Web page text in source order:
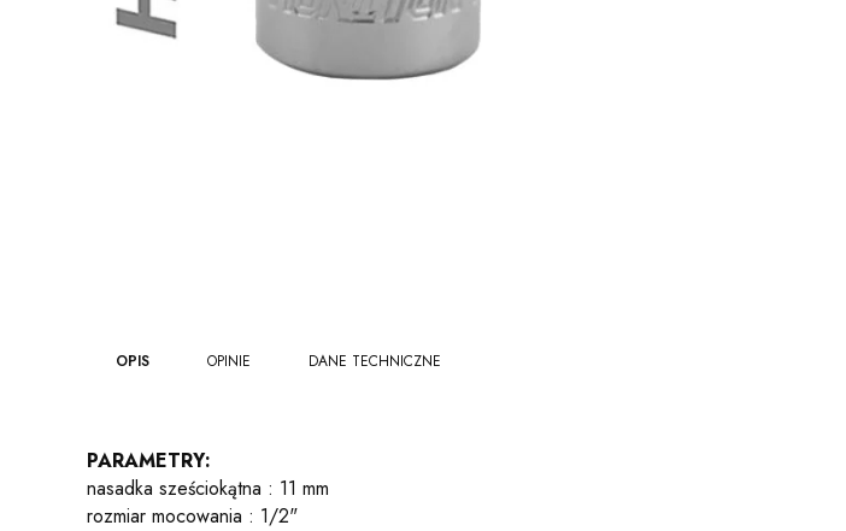
OPIS OPINIE DANE TECHNICZNE
PARAMETRY:
nasadka sześciokątna : 11 mm
rozmiar mocowania : 1/2"